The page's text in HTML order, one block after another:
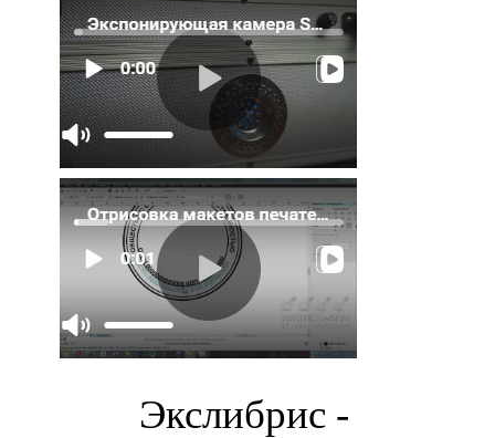
Экслибрис -